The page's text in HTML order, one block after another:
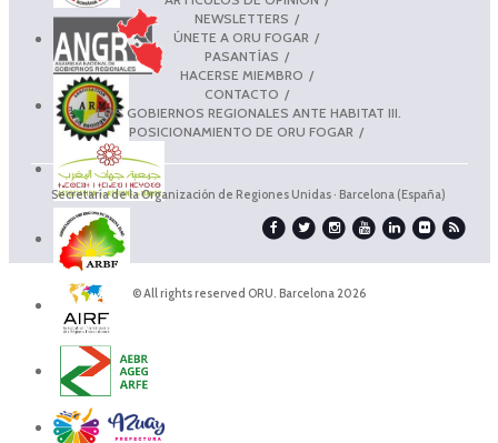
NEWSLETTERS
ÚNETE A ORU FOGAR
PASANTÍAS
HACERSE MIEMBRO
CONTACTO
LOS GOBIERNOS REGIONALES ANTE HABITAT III.
POSICIONAMIENTO DE ORU FOGAR
Secretaría de la Organización de Regiones Unidas · Barcelona (España)
© All rights reserved ORU. Barcelona 2026